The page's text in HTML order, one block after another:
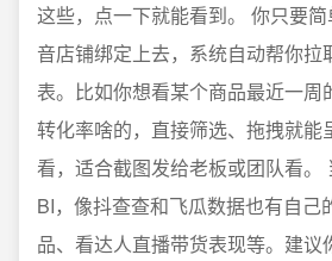
这些，点一下就能看到。 你只要
音店铺绑定上去，系统自动帮你拉
表。比如你想看某个商品最近一周
转化率啥的，直接筛选、拖拽就能
看，适合截图发给老板或团队看。
BI，像抖查查和飞瓜数据也有自己
品、看达人直播带货表现等。建议